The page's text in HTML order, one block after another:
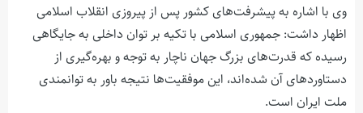
وی با اشاره به پیشرفت‌های کشور پس از پیروزی انقلاب اسلامی
اظهار داشت: جمهوری اسلامی با تکیه بر توان داخلی به جایگاهی
رسیده که قدرت‌های بزرگ جهان ناچار به توجه و بهره‌گیری از
دستاوردهای آن شده‌اند، این موفقیت‌ها نتیجه باور به توانمندی
ملت ایران است.